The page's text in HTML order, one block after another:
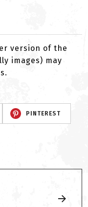
version of the
images) may
PINTEREST